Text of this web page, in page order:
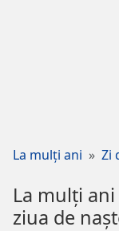
La mulți ani Zi
La mulți ani
ziua de